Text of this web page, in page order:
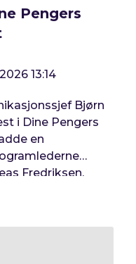
Pengers
13:14
Bjørn
i Dine Pengers
en
Fredriksen.